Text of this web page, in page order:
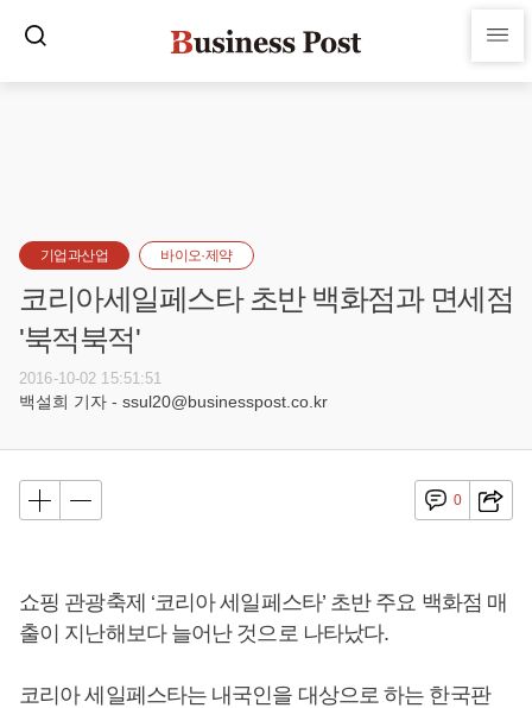
기업과산업 바이오·제약
코리아세일페스타 초반 백화점과 면세점
'북적북적'
2016-10-02 15:51:51
백설희 기자 - ssul20@businesspost.co.kr
0
쇼핑 관광축제 ‘코리아 세일페스타’ 초반 주요 백화점 매
출이 지난해보다 늘어난 것으로 나타났다.
코리아 세일페스타는 내국인을 대상으로 하는 한국판